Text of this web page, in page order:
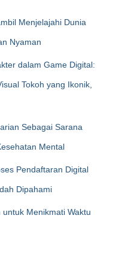
Menjelajahi Dunia
Nyaman
dalam Game Digital:
Tokoh yang Ikonik,
Sebagai Sarana
Mental
Pendaftaran Digital
Dipahami
Menikmati Waktu